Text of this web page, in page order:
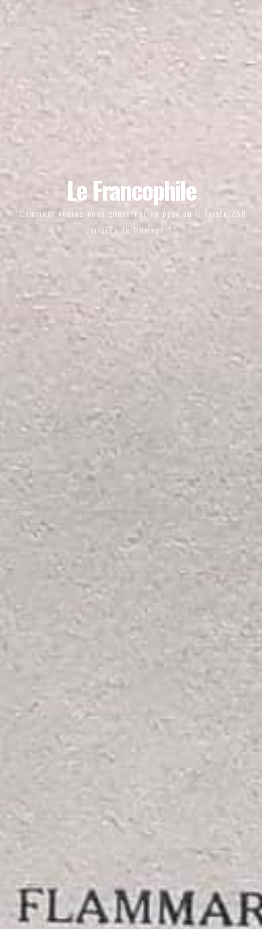
Le Francophile
"Comment voulez-vous gouverner un pays où il existe 258
variétés de fromage ?"